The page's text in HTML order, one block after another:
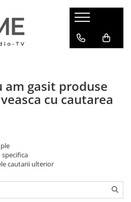
am gasit produse
cu cautarea
cautarii ulterior